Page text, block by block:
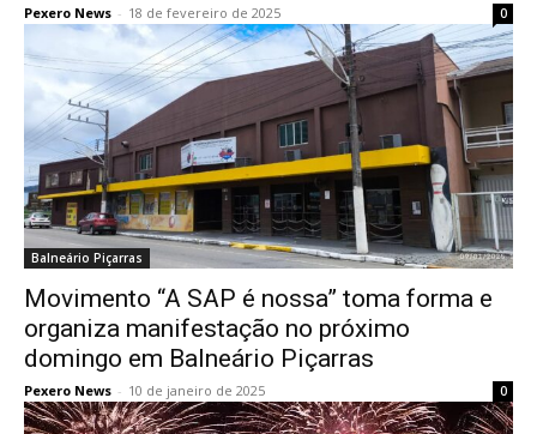
Pexero News - 18 de fevereiro de 2025 0
Balneário Piçarras
Movimento “A SAP é nossa” toma forma e
organiza manifestação no próximo
domingo em Balneário Piçarras
Pexero News - 10 de janeiro de 2025 0